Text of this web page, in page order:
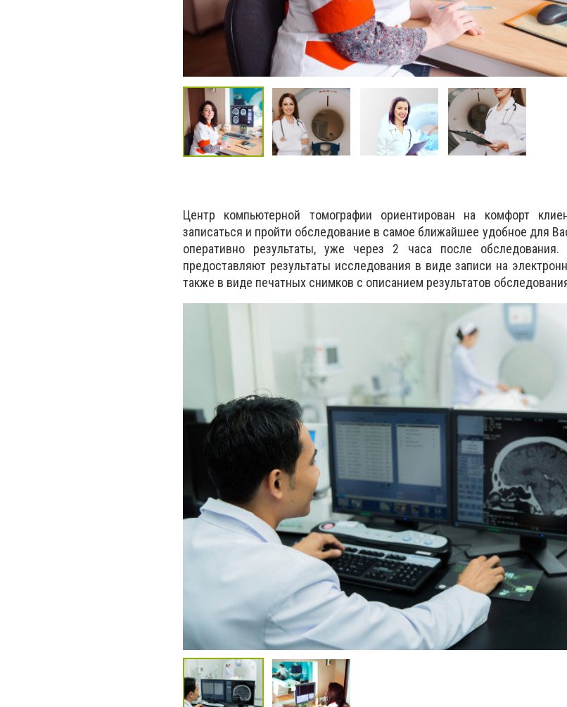
Центр компьютерной томографии ориентирован на комфорт
записаться и пройти обследование в самое ближайшее удобное для
оперативно результаты, уже через 2 часа после
предоставляют результаты исследования в виде записи на
также в виде печатных снимков с описанием результатов